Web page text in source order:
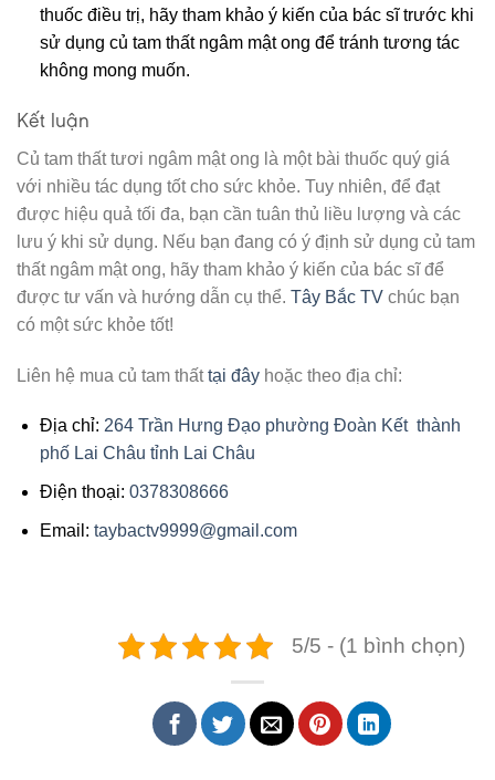
thuốc điều trị, hãy tham khảo ý kiến của bác sĩ trước khi
sử dụng củ tam thất ngâm mật ong để tránh tương tác
không mong muốn.
Kết luận
Củ tam thất tươi ngâm mật ong là một bài thuốc quý giá
với nhiều tác dụng tốt cho sức khỏe. Tuy nhiên, để đạt
được hiệu quả tối đa, bạn cần tuân thủ liều lượng và các
lưu ý khi sử dụng. Nếu bạn đang có ý định sử dụng củ tam
thất ngâm mật ong, hãy tham khảo ý kiến của bác sĩ để
được tư vấn và hướng dẫn cụ thể. Tây Bắc TV chúc bạn
có một sức khỏe tốt!
Liên hệ mua củ tam thấttại đây hoặc theo địa chỉ:
Địa chỉ: 264 Trần Hưng Đạo phường Đoàn Kết thành
phố Lai Châu tỉnh Lai Châu
Điện thoại: 0378308666
Email: taybactv9999@gmail.com
5/5 - (1 bình chọn)